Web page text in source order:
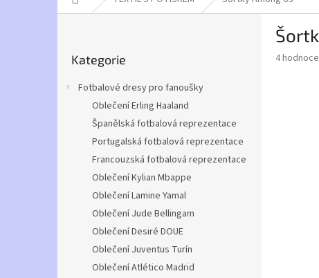
kategorie
Kategorie
Fotbalové dresy pro fanoušky
Oblečení Erling Haaland
Španělská fotbalová reprezentace
Portugalská fotbalová reprezentace
Francouzská fotbalová reprezentace
Oblečení Kylian Mbappe
Oblečení Lamine Yamal
Oblečení Jude Bellingam
Oblečení Desiré DOUE
Oblečení Juventus Turín
Oblečení Atlético Madrid
Průměrné
4